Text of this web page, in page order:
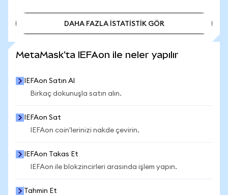
DAHA FAZLA İSTATİSTİK GÖR
MetaMask'ta IEFAon ile neler yapılır
IEFAon Satın Al
Birkaç dokunuşla satın alın.
IEFAon Sat
IEFAon coin'lerinizi nakde çevirin.
IEFAon Takas Et
IEFAon ile blokzincirleri arasında işlem yapın.
Tahmin Et